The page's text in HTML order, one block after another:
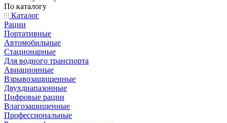
По каталогу
Каталог
Рации
Портативные
Автомобильные
Стационарные
Для водного транспорта
Авиационные
Взрывозащищенные
Двухдиапазонные
Цифровые рации
Влагозащищенные
Профессиональные